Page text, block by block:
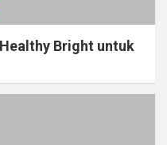
Bright untuk